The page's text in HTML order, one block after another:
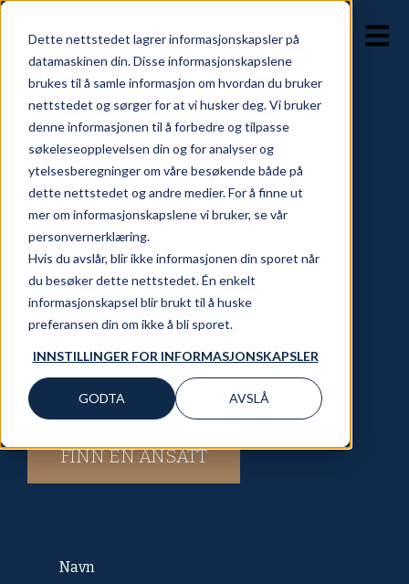
Dette nettstedet lagrer informasjonskapsler på
datamaskinen din. Disse informasjonskapslene
brukes til å samle informasjon om hvordan du bruker
nettstedet og sørger for at vi husker deg. Vi bruker
denne informasjonen til å forbedre og tilpasse
søkeleseopplevelsen din og for analyser og
ytelsesberegninger om våre besøkende både på
dette nettstedet og andre medier. For å finne ut
mer om informasjonskapslene vi bruker, se vår
personvernerklæring.
Hvis du avslår, blir ikke informasjonen din sporet når
du besøker dette nettstedet. Én enkelt
informasjonskapsel blir brukt til å huske
preferansen din om ikke å bli sporet.
INNSTILLINGER FOR INFORMASJONSKAPSLER
GODTA AVSLÅ
Kontakt oss
Karenlyst Allé 4
0278, Oslo
+ 47 41 59 60 00
post@lalund.no
FINN EN ANSATT
Navn